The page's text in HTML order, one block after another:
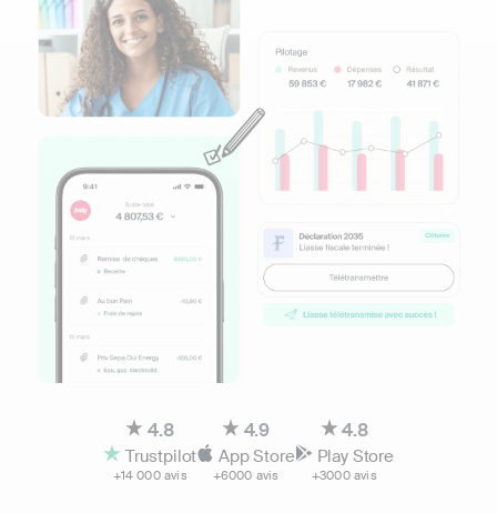
4.8
Trustpilot
+14 000 avis
4.9
App Store
+6000 avis
4.8
Play Store
+3000 avis